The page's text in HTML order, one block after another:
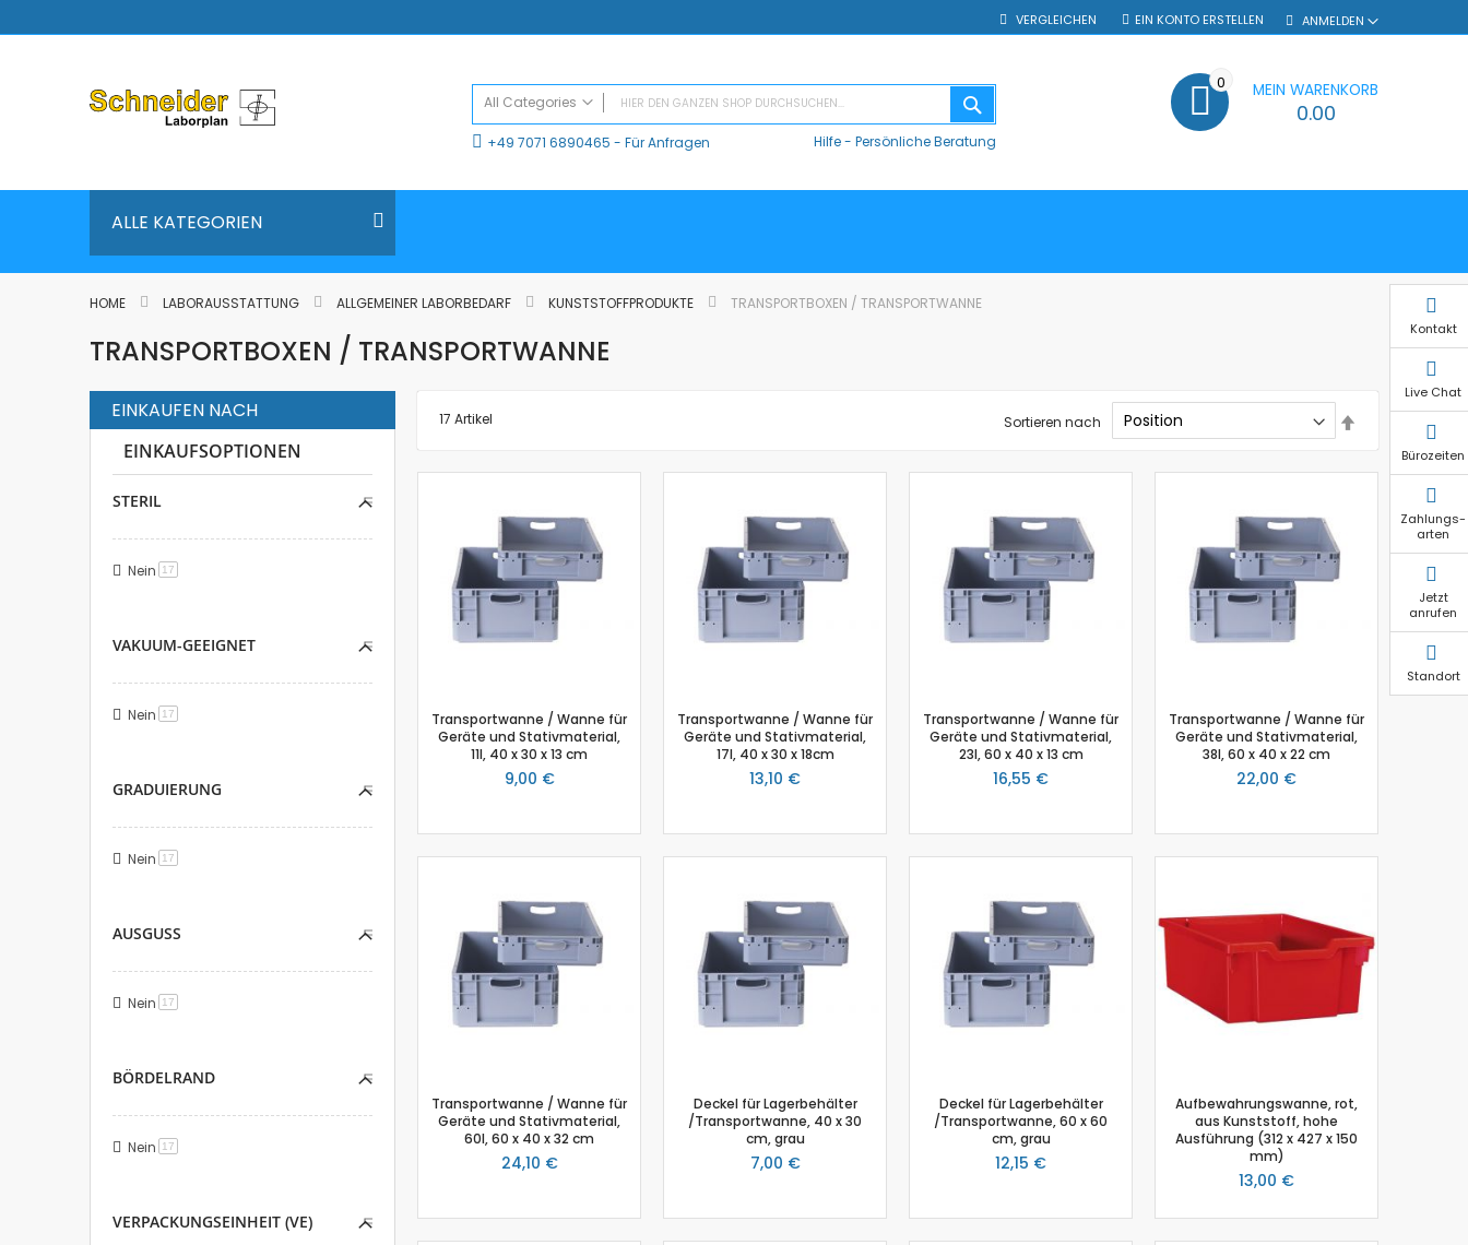
VERGLEICHEN ANMELDEN
EIN KONTO ERSTELLEN
All Categories
ALL CATEGORIES
Vernier LabQuest Mini-Messwerterfassungssystem – LQ-MINI
Atmungsgürtel
Beschleunigungssensor
Blutdrucksensor
CO2-Gas Sensor
Drucksensor
Feuchtigkeitssensor
Herzfrequenz
Kolorimeter
Lichtsensor
O2 Gas Sensor
Photometer
pH-Sensor
pH - Elektrodenverstärker
Salzgehalt
Spirometer
Temperatursensor
Tropfenzähler
Sensor-Kits: Biologie
Lux-Sensor
+49 7071 6890465 - Für Anfragen Hilfe- Persönliche Beratung
MEIN WARENKORB
0.00
0
ALLE KATEGORIEN
HOME LABORAUSSTATTUNG ALLGEMEINER LABORBEDARF KUNSTSTOFFPRODUKTE TRANSPORTBOXEN / TRANSPORTWANNE
TRANSPORTBOXEN / TRANSPORTWANNE
17 Artikel Sortieren nach
absteigender
Reihenfolge
Transportwanne / Wanne für
Geräte und Stativmaterial,
11l, 40 x 30 x 13 cm
9,00 €
Transportwanne / Wanne für
Geräte und Stativmaterial,
17l, 40 x 30 x 18cm
13,10 €
Transportwanne / Wanne für
Geräte und Stativmaterial,
23l, 60 x 40 x 13 cm
16,55 €
Transportwanne / Wanne für
Geräte und Stativmaterial,
38l, 60 x 40 x 22 cm
22,00 €
Transportwanne / Wanne für
Geräte und Stativmaterial,
60l, 60 x 40 x 32 cm
24,10 €
Deckel für Lagerbehälter
/Transportwanne, 40 x 30
cm, grau
7,00 €
Deckel für Lagerbehälter
/Transportwanne, 60 x 60
cm, grau
12,15 €
Aufbewahrungswanne, rot,
aus Kunststoff, hohe
Ausführung (312 x 427 x 150
mm)
13,00 €
Kontakt
Live Chat
Bürozeiten
Zahlungs-
arten
Jetzt
anrufen
Standort
EINKAUFEN NACH
EINKAUFSOPTIONEN
STERIL
Nein 17
VAKUUM-GEEIGNET
Nein 17
GRADUIERUNG
Nein 17
AUSGUSS
Nein 17
BÖRDELRAND
Nein 17
VERPACKUNGSEINHEIT (VE)